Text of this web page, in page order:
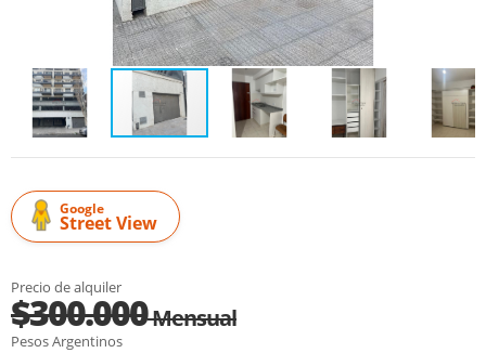
Google
Street View
Precio de alquiler
$300.000Mensual
Pesos Argentinos